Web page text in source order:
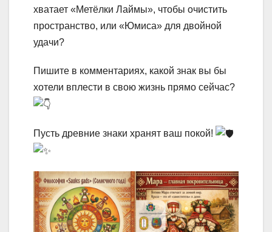
хватает «Метёлки Лаймы», чтобы очистить
пространство, или «Юмиса» для двойной
удачи?
Пишите в комментариях, какой знак вы бы
хотели вплести в свою жизнь прямо сейчас?
Пусть древние знаки хранят ваш покой!